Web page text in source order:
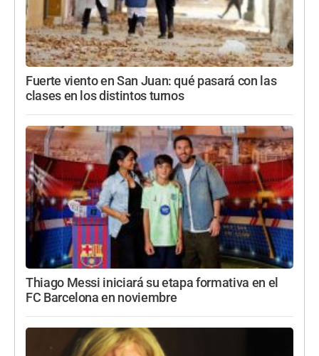
Fuerte viento en San Juan: qué pasará con las
clases en los distintos turnos
Thiago Messi iniciará su etapa formativa en el
FC Barcelona en noviembre